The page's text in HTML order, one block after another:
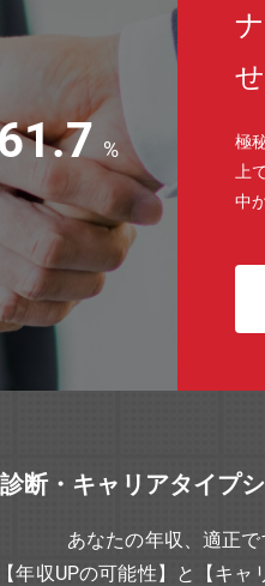
%
極
上
中
断・キャリアタイプ
あなたの年収、適正で
年収UPの可能性】と【キャ